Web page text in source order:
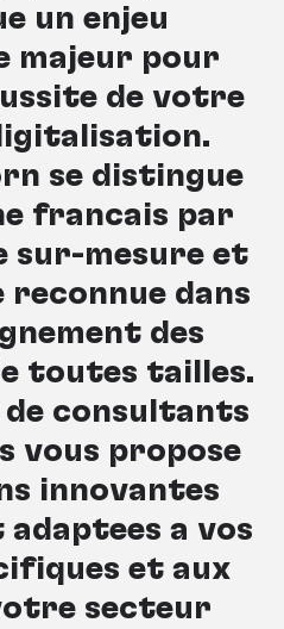
un enjeu
majeur pour
de votre
se distingue
français par
sur-mesure et
reconnue dans
des
toutes tailles.
de consultants
vous propose
innovantes
à vos
et aux
secteur